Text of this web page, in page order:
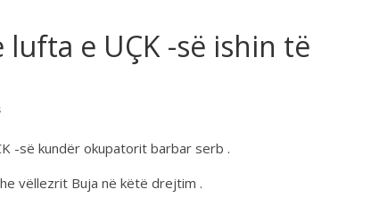
e UÇK -së ishin të
-së kundër okupatorit barbar serb .
vëllezrit Buja në këtë drejtim .